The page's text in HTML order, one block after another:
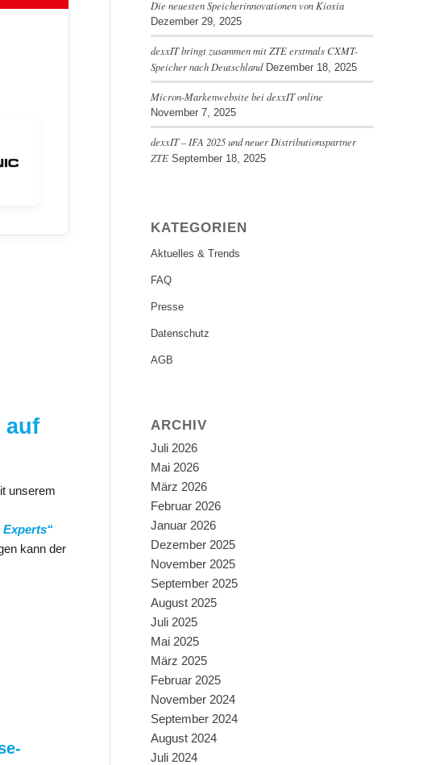
auf
unserem
Experts“
kann der
Die neuesten Speicherinnovationen von Kioxia
Dezember 29, 2025
dexxIT bringt zusammen mit ZTE erstmals CXMT-
Speicher nach Deutschland Dezember 18, 2025
Micron-Markenwebsite bei dexxIT online
November 7, 2025
dexxIT – IFA 2025 und neuer Distributionspartner
ZTE September 18, 2025
KATEGORIEN
Aktuelles & Trends
FAQ
Presse
Datenschutz
AGB
ARCHIV
Juli 2026
Mai 2026
März 2026
Februar 2026
Januar 2026
Dezember 2025
November 2025
September 2025
August 2025
Juli 2025
Mai 2025
März 2025
Februar 2025
November 2024
September 2024
August 2024
Juli 2024